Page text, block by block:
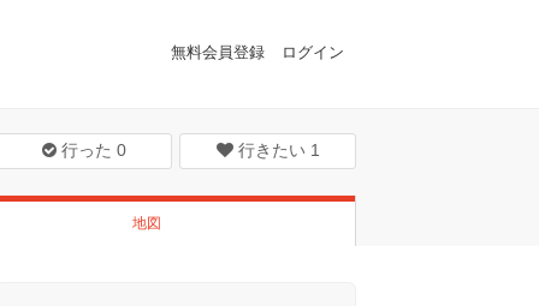
無料会員登録 ログイン
行った 0 行きたい 1
地図